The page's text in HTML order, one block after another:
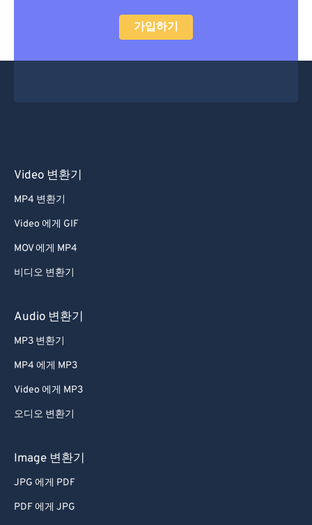
가입하기
Video 변환기
MP4 변환기
Video 에게 GIF
MOV 에게 MP4
비디오 변환기
Audio 변환기
MP3 변환기
MP4 에게 MP3
Video 에게 MP3
오디오 변환기
Image 변환기
JPG 에게 PDF
PDF 에게 JPG